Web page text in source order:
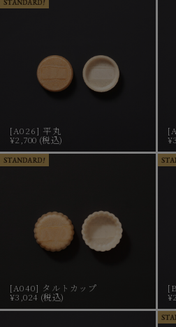
[A026] 平丸
¥2,700 (税込)
[A040] タルトカップ
¥3,024 (税込)